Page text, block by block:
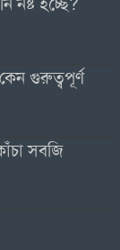
নষ্ট হচ্ছে?
গুরুত্বপূর্ণ
সবজি